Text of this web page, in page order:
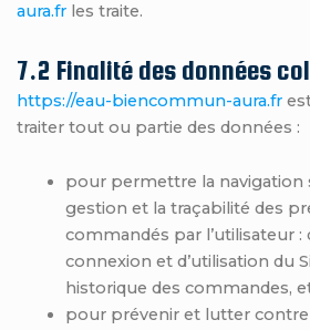
aura.fr les traite.
7.2 Finalité des données
https://eau-biencommun-aura.fr
traiter tout ou partie des données :
pour permettre la navigation
gestion et la traçabilité des
commandés par l’utilisateur :
connexion et d’utilisation du
historique des commandes,
pour prévenir et lutter contre